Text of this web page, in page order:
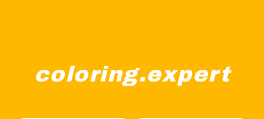
coloring.expert